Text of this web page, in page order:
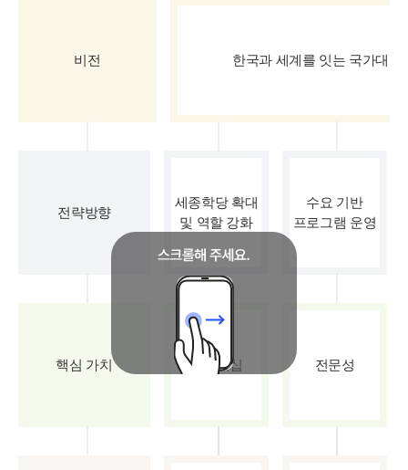
비전 한국과 세계를 잇는 국가대
전략방향
세종학당 확대
및 역할 강화
수요 기반
프로그램 운영
핵심 가치 파트너십 전문성